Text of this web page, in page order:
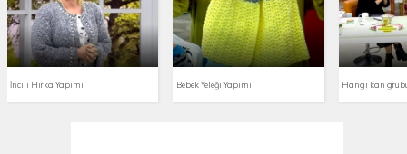
İncili Hırka Yapımı Bebek Yeleği Yapımı